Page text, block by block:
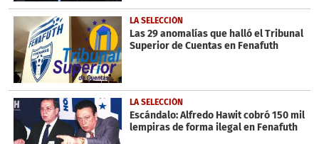
LA SELECCIÓN
Las 29 anomalías que halló el Tribunal
Superior de Cuentas en Fenafuth
LA SELECCIÓN
Escándalo: Alfredo Hawit cobró 150 mil
lempiras de forma ilegal en Fenafuth